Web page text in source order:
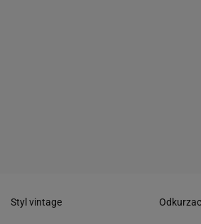
Styl vintage